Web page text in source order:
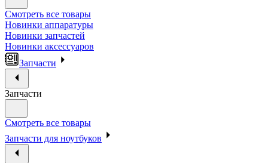
Смотреть все товары
Новинки аппаратуры
Новинки запчастей
Новинки аксессуаров
Запчасти
Запчасти
Смотреть все товары
Запчасти для ноутбуков